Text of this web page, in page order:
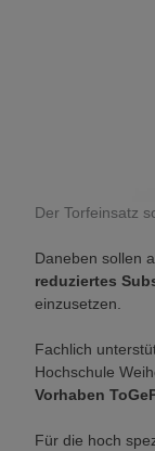
Der Torfeinsatz
Daneben sollen
reduziertes
einzusetzen.
Fachlich
Hochschule
Vorhaben
Für die hoch